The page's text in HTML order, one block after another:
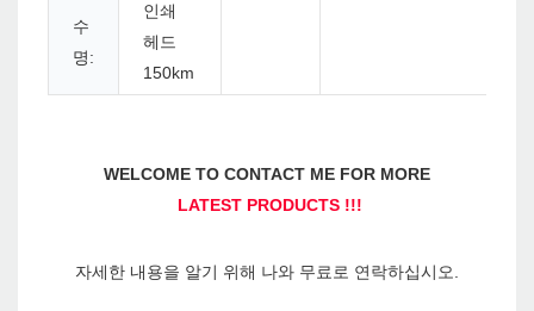
수
명:
인쇄
헤드
150km